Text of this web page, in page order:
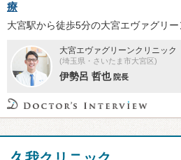
療
大宮エヴァグリーンクリニック
(埼玉県・さいたま市大宮区)
伊勢呂 哲也 院長